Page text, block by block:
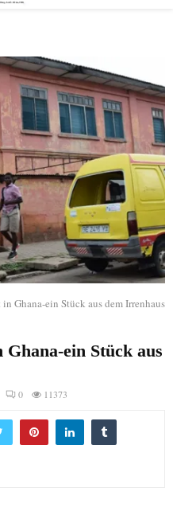
Ghana-ein Stück aus dem Irrenhaus
ein Stück aus
0 11373